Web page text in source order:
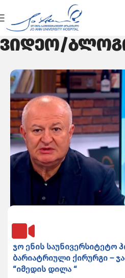
ვიდეო/
ჯო ენის საუნივერსიტეტო
ბარიატრიული ქირურგი –
“იმედის დილა “